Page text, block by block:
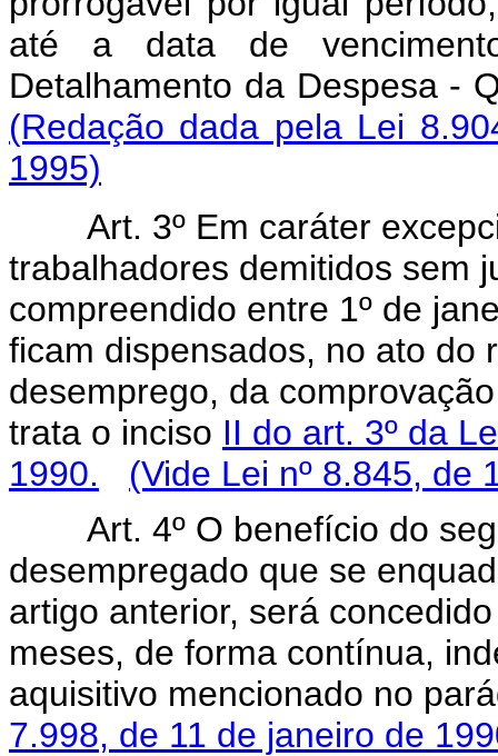
até a data de
Detalhamento da Despesa -
(Redação dada pela Lei
1995)
Art. 3º Em caráter
trabalhadores demitidos sem
compreendido entre 1º de
ficam dispensados, no ato do
desemprego, da
trata o inciso II do art. 3º da
1990.
(Vide Lei nº 8.845, de
Art. 4º O benefício do
desempregado que se
artigo anterior, será
meses, de forma contínua,
aquisitivo mencionado no
7.998, de 11 de janeiro de